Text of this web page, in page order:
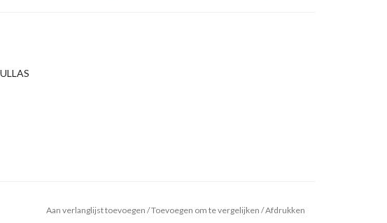
Aan verlanglijst toevoegen /Toevoegen om te vergelijken /Afdrukken